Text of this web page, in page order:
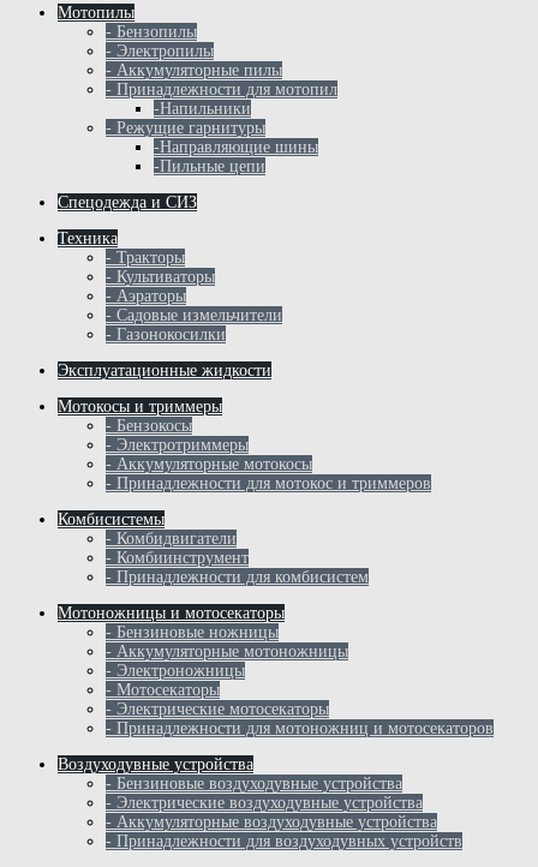
Мотопилы
- Бензопилы
- Электропилы
- Аккумуляторные пилы
- Принадлежности для мотопил
-Напильники
- Режущие гарнитуры
-Направляющие шины
-Пильные цепи
Спецодежда и СИЗ
Техника
- Тракторы
- Культиваторы
- Аэраторы
- Садовые измельчители
- Газонокосилки
Эксплуатационные жидкости
Мотокосы и триммеры
- Бензокосы
- Электротриммеры
- Аккумуляторные мотокосы
- Принадлежности для мотокос и триммеров
Комбисистемы
- Комбидвигатели
- Комбиинструмент
- Принадлежности для комбисистем
Мотоножницы и мотосекаторы
- Бензиновые ножницы
- Аккумуляторные мотоножницы
- Электроножницы
- Мотосекаторы
- Электрические мотосекаторы
- Принадлежности для мотоножниц и мотосекаторов
Воздуходувные устройства
- Бензиновые воздуходувные устройства
- Электрические воздуходувные устройства
- Аккумуляторные воздуходувные устройства
- Принадлежности для воздуходувных устройств